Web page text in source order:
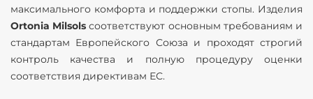
максимального комфорта и поддержки стопы. Изделия
Ortonia Milsols соответствуют основным требованиям и
стандартам Европейского Союза и проходят строгий
контроль качества и полную процедуру оценки
соответствия директивам ЕС.